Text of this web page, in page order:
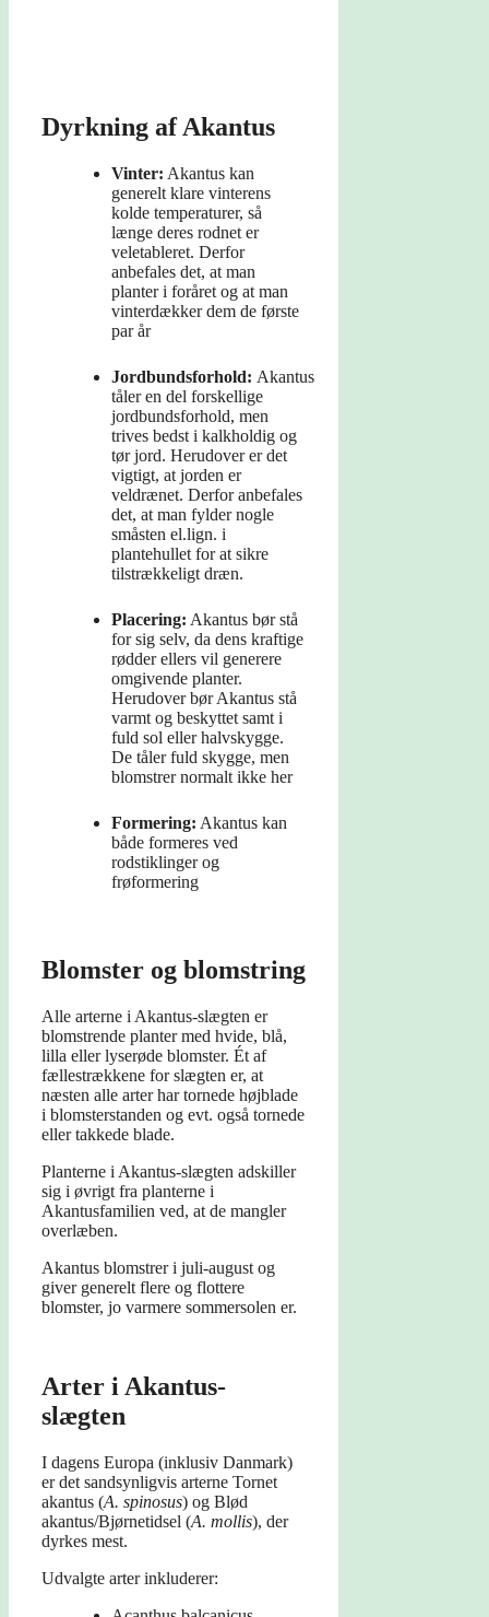
Dyrkning af Akantus
Vinter: Akantus kan
generelt klare vinterens
kolde temperaturer, så
længe deres rodnet er
veletableret. Derfor
anbefales det, at man
planter i foråret og at man
vinterdækker dem de første
par år
Jordbundsforhold: Akantus
tåler en del forskellige
jordbundsforhold, men
trives bedst i kalkholdig og
tør jord. Herudover er det
vigtigt, at jorden er
veldrænet. Derfor anbefales
det, at man fylder nogle
småsten el.lign. i
plantehullet for at sikre
tilstrækkeligt dræn.
Placering: Akantus bør stå
for sig selv, da dens kraftige
rødder ellers vil generere
omgivende planter.
Herudover bør Akantus stå
varmt og beskyttet samt i
fuld sol eller halvskygge.
De tåler fuld skygge, men
blomstrer normalt ikke her
Formering: Akantus kan
både formeres ved
rodstiklinger og
frøformering
Blomster og blomstring
Alle arterne i Akantus-slægten er
blomstrende planter med hvide, blå,
lilla eller lyserøde blomster. Ét af
fællestrækkene for slægten er, at
næsten alle arter har tornede højblade
i blomsterstanden og evt. også tornede
eller takkede blade.
Planterne i Akantus-slægten adskiller
sig i øvrigt fra planterne i
Akantusfamilien ved, at de mangler
overlæben.
Akantus blomstrer i juli-august og
giver generelt flere og flottere
blomster, jo varmere sommersolen er.
Arter i Akantus-
slægten
I dagens Europa (inklusiv Danmark)
er det sandsynligvis arterne Tornet
akantus (A. spinosus) og Blød
akantus/Bjørnetidsel (A. mollis), der
dyrkes mest.
Udvalgte arter inkluderer: